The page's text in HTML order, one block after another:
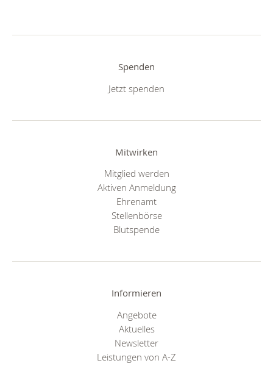
Spenden
Jetzt spenden
Mitwirken
Mitglied werden
Aktiven Anmeldung
Ehrenamt
Stellenbörse
Blutspende
Informieren
Angebote
Aktuelles
Newsletter
Leistungen von A-Z